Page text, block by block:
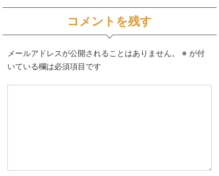
コメントを残す
メールアドレスが公開されることはありません。 ※ が付
いている欄は必須項目です